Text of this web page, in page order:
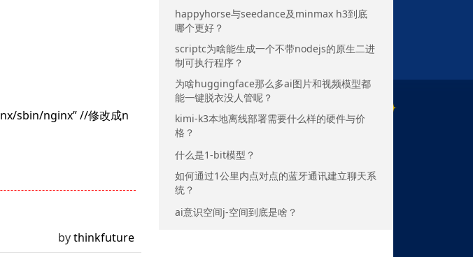
sbin/nginx” //修改成n
bythinkfuture
happyhorse与seedance及minmax h3到底
哪个更好？
scriptc为啥能生成一个不带nodejs的原生二进
制可执行程序？
为啥huggingface那么多ai图片和视频模型都
能一键脱衣没人管呢？
kimi-k3本地离线部署需要什么样的硬件与价
格？
什么是1-bit模型？
如何通过1公里内点对点的蓝牙通讯建立聊天系
统？
ai意识空间j-空间到底是啥？